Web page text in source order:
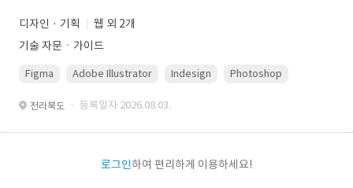
디자인 · 기획
웹 외 2개
기술 자문ㆍ가이드
Figma Adobe Illustrator Indesign Photoshop
전라북도 · 등록일자 2026.08.03.
로그인하여 편리하게 이용하세요!